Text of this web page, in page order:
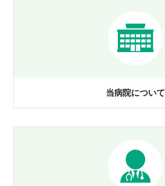
当病院について